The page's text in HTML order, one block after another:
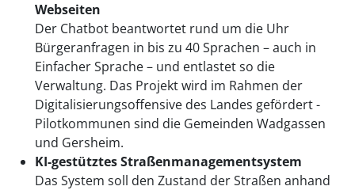
Webseiten
Der Chatbot beantwortet rund um die Uhr
Bürgeranfragen in bis zu 40 Sprachen – auch in
Einfacher Sprache – und entlastet so die
Verwaltung. Das Projekt wird im Rahmen der
Digitalisierungsoffensive des Landes gefördert -
Pilotkommunen sind die Gemeinden Wadgassen
und Gersheim.
KI-gestütztes Straßenmanagementsystem
Das System soll den Zustand der Straßen anhand